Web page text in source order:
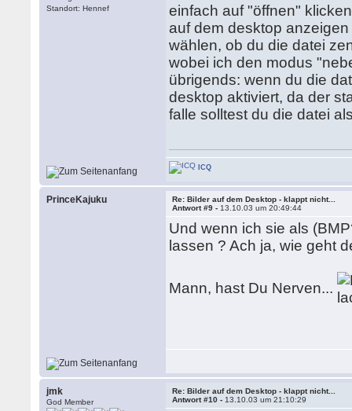
Standort: Hennef
einfach auf "öffnen"
auf dem desktop
wählen, ob du die datei
wobei ich den modus
übrigends: wenn du die
desktop aktiviert, da der
falle solltest du die datei
ICQ
PrinceKajuku
Re: Bilder auf dem Desktop - klappt nicht...
Antwort #9 - 13.10.03 um 20:49:44
Und wenn ich sie als
lassen ? Ach ja, wie geht
Mann, hast Du Nerven...
jmk
God Member
Re: Bilder auf dem Desktop - klappt nicht...
Antwort #10 - 13.10.03 um 21:10:29